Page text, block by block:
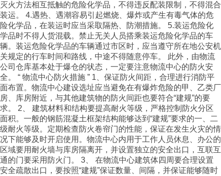
灭火方法相互抵触的危险化学品，不得违反配装限制，不得混合
装运。 4.遇热、遇潮容易引起燃烧、爆炸或产生有毒气体的危
险化学品，在装运时应当采取隔热、防潮措施。 5.装运危险化
学品时不得人货混载。禁止无关人员搭乘装运危险化学品的车
辆。装运危险化学品的车辆通过市区时，应当遵守所在地公安机
关规定的行车时间和路线，中途不得随意停车。 此外，由物流
公司仓库基本处于爆仓的状态，一定要注意物流中心的防火安
全。 “ 物流中心防火措施 ” 1、保证防火间距，合理进行消防平
面布置。物流中心建设选址应当避免在有爆炸危险的甲、乙类厂
房、库房附近，与其他建筑物的防火间距也要符合“建规”的要
求。 2、 建筑材料和结构要提高耐火等级，严格控制防火分区
面积。一般的钢筋混凝土框架结构能够达到“建规”要求的一、二
级耐火等级。定期检查防火卷帘门的性能，保证在发生火灾的情
况下能够及时开启使用。物流中心内用于工作人员休息、办公的
区域要用耐火墙与库房隔离开，并设置独立的安全出口，互联互
通的门要采用防火门。 3、 在物流中心建筑体四周要合理设置
安全疏散出口，要按照“建规”保证数量、间隔，并保证能够随时